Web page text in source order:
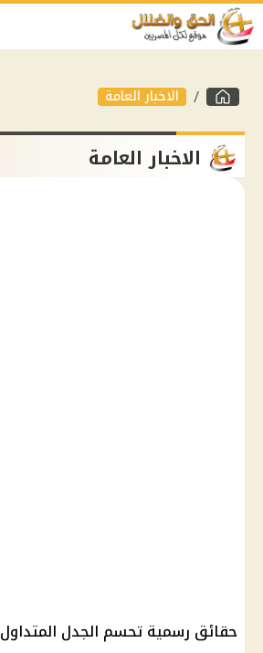
الاخبار العامة
الاخبار العامة
حقائق رسمية تحسم الجدل المتداول